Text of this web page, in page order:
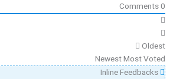
0
Oldest
NewestMost Voted